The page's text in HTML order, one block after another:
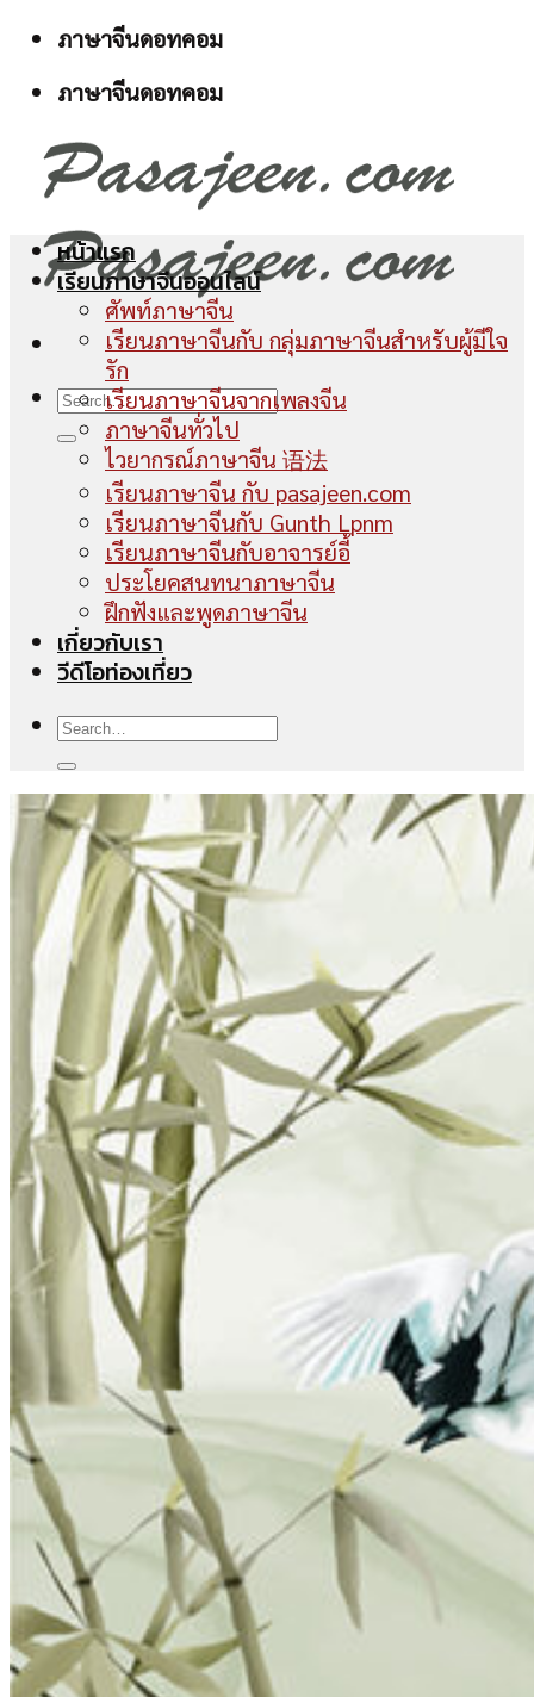
Skip
content
ภาษาจีนดอทคอม
ภาษาจีนดอทคอม
หน้าแรก
เรียนภาษาจีนออนไลน์
ศัพท์ภาษาจีน
เรียนภาษาจีนกับ กลุ่มภาษาจีนสำหรับผู้มีใจ
รัก
เรียนภาษาจีนจากเพลงจีน
ภาษาจีนทั่วไป
ไวยากรณ์ภาษาจีน 语法
เรียนภาษาจีน กับ pasajeen.com
เรียนภาษาจีนกับ Gunth Lpnm
เรียนภาษาจีนกับอาจารย์อี้
ประโยคสนทนาภาษาจีน
ฝึกฟังและพูดภาษาจีน
เกี่ยวกับเรา
วีดีโอท่องเที่ยว